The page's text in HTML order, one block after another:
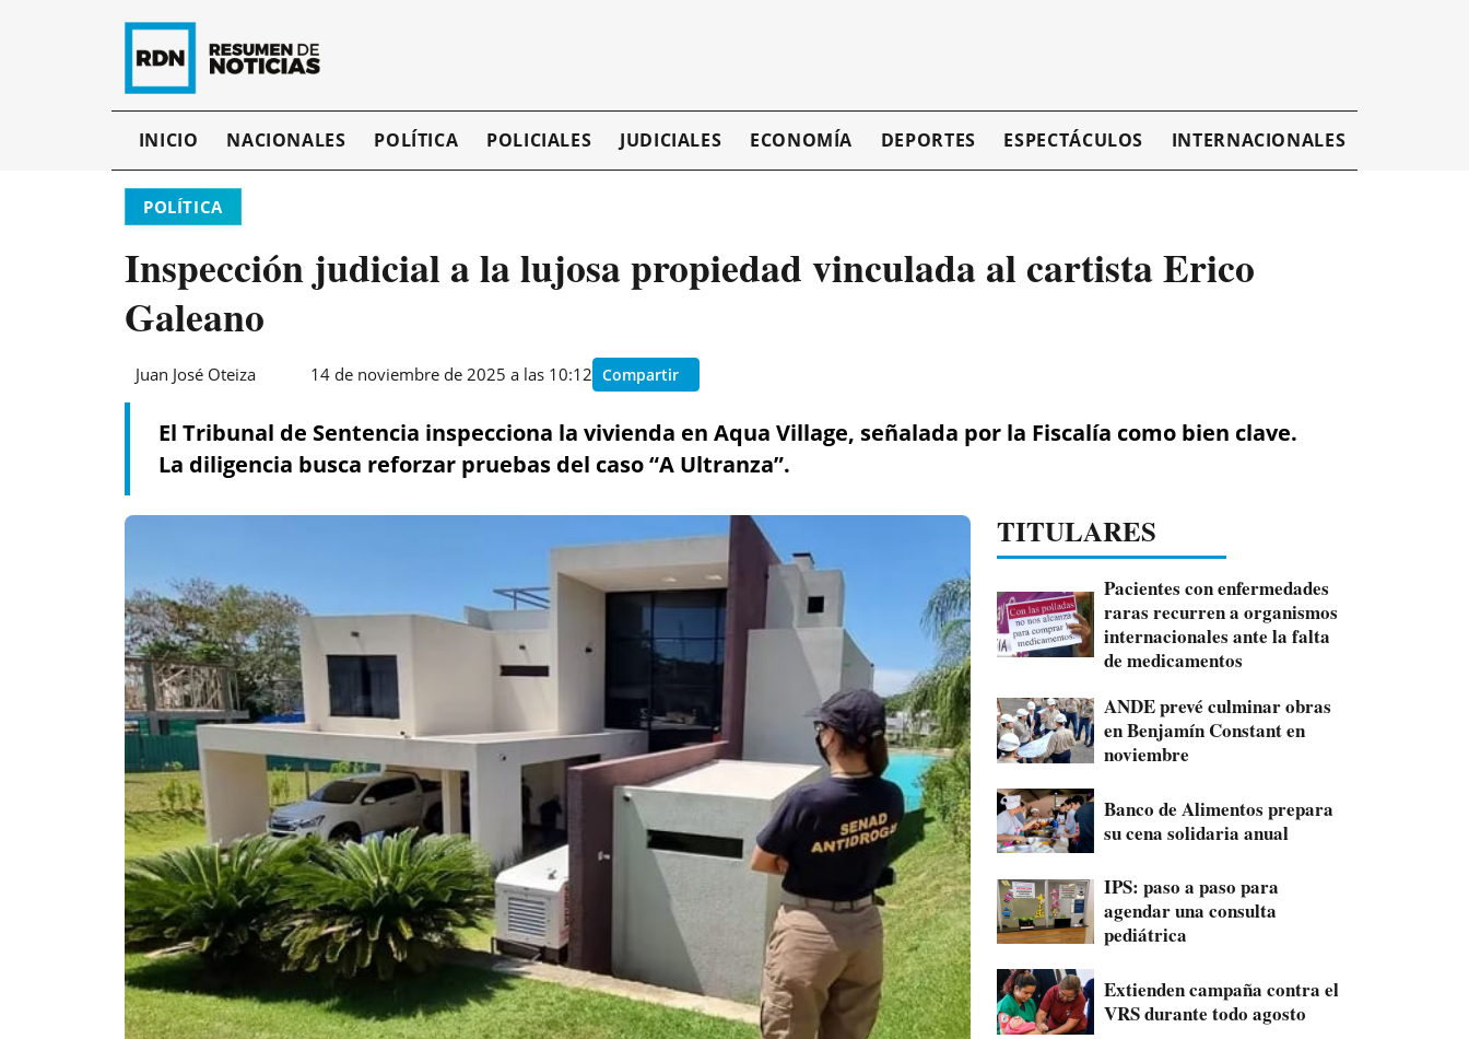
INICIO NACIONALES POLÍTICA POLICIALES JUDICIALES ECONOMÍA DEPORTES ESPECTÁCULOS INTERNACIONALES
POLÍTICA
Inspección judicial a la lujosa propiedad vinculada al cartista Erico
Galeano
Juan José Oteiza 14 de noviembre de 2025 a las 10:12 Compartir
El Tribunal de Sentencia inspecciona la vivienda en Aqua Village, señalada por la Fiscalía como bien clave.
La diligencia busca reforzar pruebas del caso “A Ultranza”.
TITULARES
Pacientes con enfermedades
raras recurren a organismos
internacionales ante la falta
de medicamentos
ANDE prevé culminar obras
en Benjamín Constant en
noviembre
Banco de Alimentos prepara
su cena solidaria anual
IPS: paso a paso para
agendar una consulta
pediátrica
Extienden campaña contra el
VRS durante todo agosto